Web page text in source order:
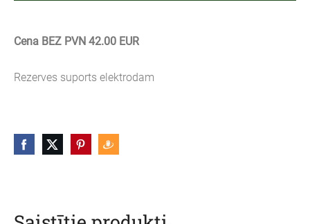
Cena BEZ PVN 42.00 EUR
Rezerves suports elektrodam